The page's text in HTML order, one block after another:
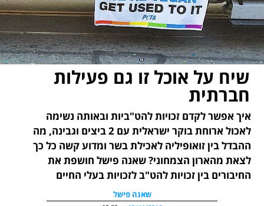
שיח על אוכל זו גם פעילות
חברתית
איך אפשר לקדם זכויות להט"ביות ובאותה נשימה
לאכול ארוחת בוקר ישראלית עם 2 ביצים וגבינה, מה
ההבדל בין זואופיליה לאכילת בשר ומדוע קשה כל כך
לצאת מהארון הצמחוני? שאנה פישל חושפת את
החיבורים בין זכויות להט"ב לזכויות בעלי החיים
שאנה פישל